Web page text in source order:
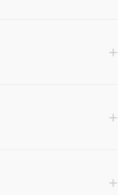
+
+
+